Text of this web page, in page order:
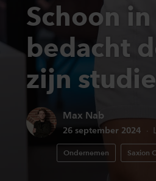
Schoon
bedacht
zijn studie
Auteur:
Max Nab
Publicatiedatum:
26 september 2024
Ondernemen Saxion